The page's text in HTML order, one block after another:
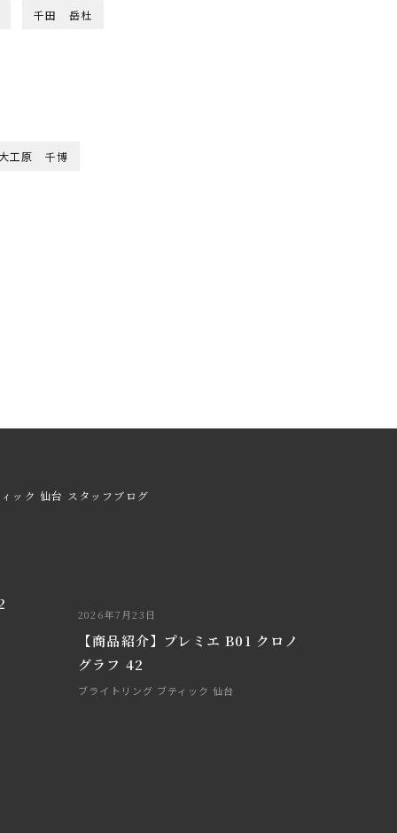
千田 岳杜
工原 千博
ック 仙台 スタッフブログ
2026年7月23日
【商品紹介】プレミエ B01 クロノ
グラフ 42
ブライトリング ブティック 仙台